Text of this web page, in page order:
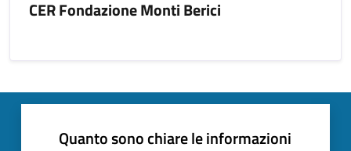
CER Fondazione Monti Berici
Quanto sono chiare le informazioni